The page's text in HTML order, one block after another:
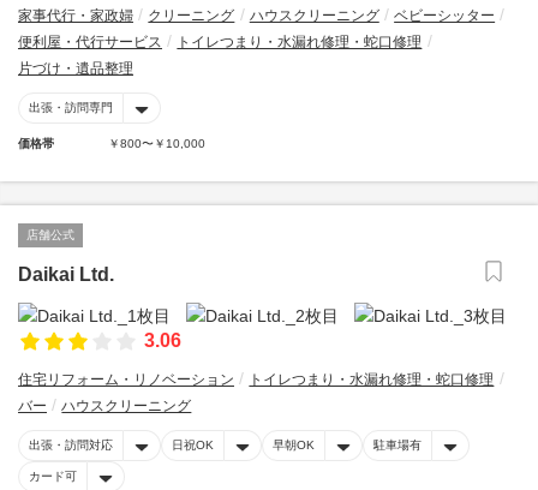
家事代行・家政婦 クリーニング ハウスクリーニング
ベビーシッター
便利屋・代行サービス
トイレつまり・水漏れ修理・蛇口修理
片づけ・遺品整理
出張・訪問専門
価格帯 ￥800〜￥10,000
店舗公式
Daikai Ltd.
3.06
住宅リフォーム・リノベーション
トイレつまり・水漏れ修理・蛇口修理
バー
ハウスクリーニング
出張・訪問対応 日祝OK 早朝OK 駐車場有
カード可